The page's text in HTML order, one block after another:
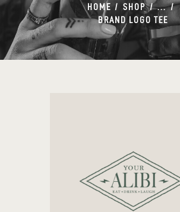
HOME SHOP
...
BRAND LOGO TEE
CONTACT